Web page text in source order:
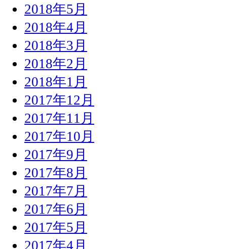
2018年5月
2018年4月
2018年3月
2018年2月
2018年1月
2017年12月
2017年11月
2017年10月
2017年9月
2017年8月
2017年7月
2017年6月
2017年5月
2017年4月